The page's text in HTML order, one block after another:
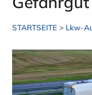
STARTSEITE > Lkw-